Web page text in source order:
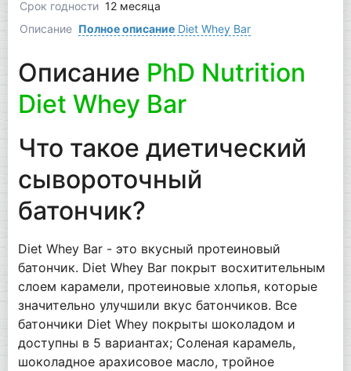
Срок годности 12 месяца
Описание Полное описаниеDiet Whey Bar
Описание PhD Nutrition
Diet Whey Bar
Что такое диетический
сывороточный
батончик?
Diet Whey Bar - это вкусный протеиновый
батончик. Diet Whey Bar покрыт восхитительным
слоем карамели, протеиновые хлопья, которые
значительно улучшили вкус батончиков. Все
батончики Diet Whey покрыты шоколадом и
доступны в 5 вариантах; Соленая карамель,
шоколадное арахисовое масло, тройное